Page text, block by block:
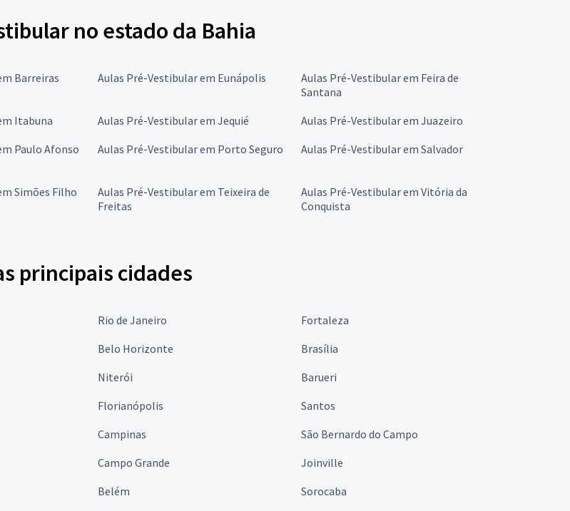
no estado da Bahia
Barreiras Aulas Pré-Vestibular em Eunápolis
Aulas Pré-Vestibular em Feira de
Santana
Itabuna Aulas Pré-Vestibular em Jequié
Aulas Pré-Vestibular em Juazeiro
Paulo Afonso Aulas Pré-Vestibular em Porto Seguro Aulas Pré-Vestibular em Salvador
Simões Filho
Aulas Pré-Vestibular em Teixeira de
Freitas
Aulas Pré-Vestibular em Vitória da
Conquista
principais cidades
Rio de Janeiro
Fortaleza
Belo Horizonte
Brasília
Niterói
Barueri
Florianópolis
Santos
Campinas
São Bernardo do Campo
Campo Grande
Joinville
Belém
Sorocaba